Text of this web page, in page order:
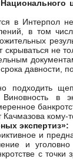
Интерпол
в том
не
давности,
Виновность в
кому-
экспертиз»:
и
и
с точки